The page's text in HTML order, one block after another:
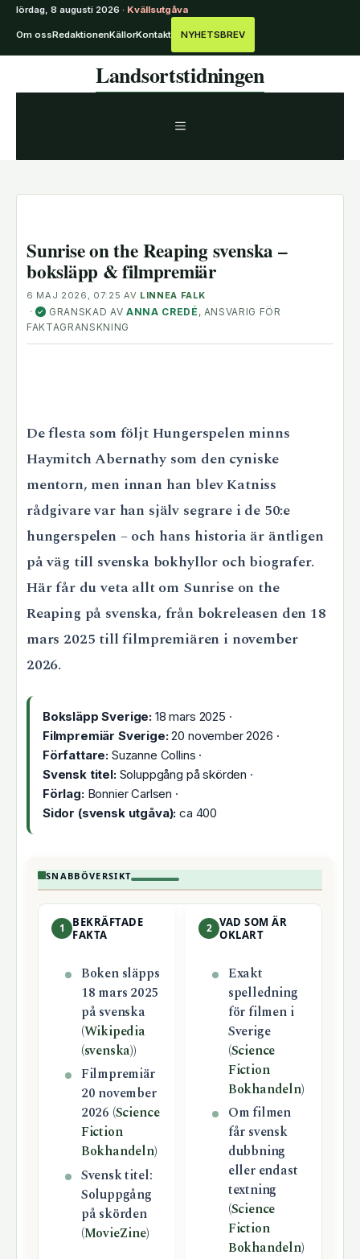
lördag, 8 augusti 2026 · Kvällsutgåva
Om ossRedaktionenKällorKontakt NYHETSBREV
Landsortstidningen
MENY
Sunrise on the Reaping svenska –
boksläpp & filmpremiär
6 MAJ 2026, 07:25 AV LINNEA FALK
· ✓ GRANSKAD AV ANNA CREDÉ , ANSVARIG FÖR
FAKTAGRANSKNING
De flesta som följt Hungerspelen minns
Haymitch Abernathy som den cyniske
mentorn, men innan han blev Katniss
rådgivare var han själv segrare i de 50:e
hungerspelen – och hans historia är äntligen
på väg till svenska bokhyllor och biografer.
Här får du veta allt om Sunrise on the
Reaping på svenska, från bokreleasen den 18
mars 2025 till filmpremiären i november
2026.
Boksläpp Sverige: 18 mars 2025 ·
Filmpremiär Sverige:20 november 2026 ·
Författare: Suzanne Collins ·
Svensk titel:Soluppgång på skörden ·
Förlag:Bonnier Carlsen ·
Sidor (svensk utgåva): ca 400
SNABBÖVERSIKT
1
BEKRÄFTADE
FAKTA
Boken släpps
18 mars 2025
på svenska
(Wikipedia
(svenska))
Filmpremiär
20 november
2026 (Science
Fiction
Bokhandeln)
Svensk titel:
Soluppgång
på skörden
(MovieZine)
2 VAD SOM ÄR
OKLART
Exakt
spelledning
för filmen i
Sverige
(Science
Fiction
Bokhandeln)
Om filmen
får svensk
dubbning
eller endast
textning
(Science
Fiction
Bokhandeln)